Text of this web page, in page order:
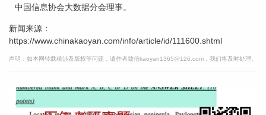
中国信息协会大数据分会理事。
新闻来源：
https://www.chinakaoyan.com/info/article/id/111600.shtml
声明：如本网转载稿涉及版权等问题，请作者致信kaoyan1365@126.com，我们将及时处理。